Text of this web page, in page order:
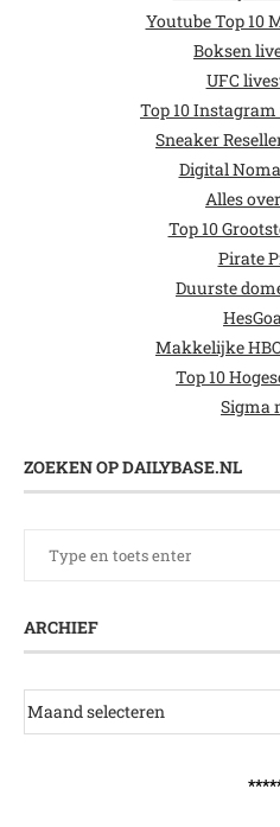
Youtube Top 10
Boksen
UFC
Top 10
Sneaker
Digital
Alles
Top 10
Pirate
Duurste
Makkelijke
Top 10
Sigma
ZOEKEN OP DAILYBASE.NL
ARCHIEF